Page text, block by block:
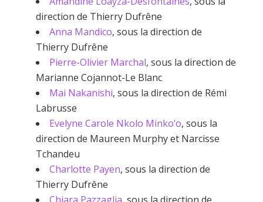
direction de Thierry Dufrêne
Anna Mandico, sous la direction de
Thierry Dufrêne
Pierre-Olivier Marchal, sous la direction de
Marianne Cojannot-Le Blanc
Mai Nakanishi, sous la direction de Rémi
Labrusse
Evelyne Carole Nkolo Minko’o, sous la
direction de Maureen Murphy et Narcisse
Tchandeu
Charlotte Payen, sous la direction de
Thierry Dufrêne